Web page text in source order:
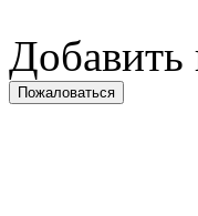
Добавить
Пожаловаться